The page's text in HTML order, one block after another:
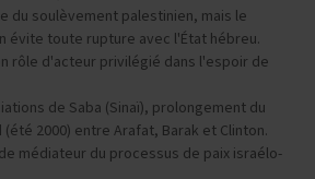
du soulèvement palestinien, mais le
évite toute rupture avec l'État hébreu.
rôle d'acteur privilégié dans l'espoir de
de Saba (Sinaï), prolongement du
2000) entre Arafat, Barak et Clinton.
médiateur du processus de paix israélo-